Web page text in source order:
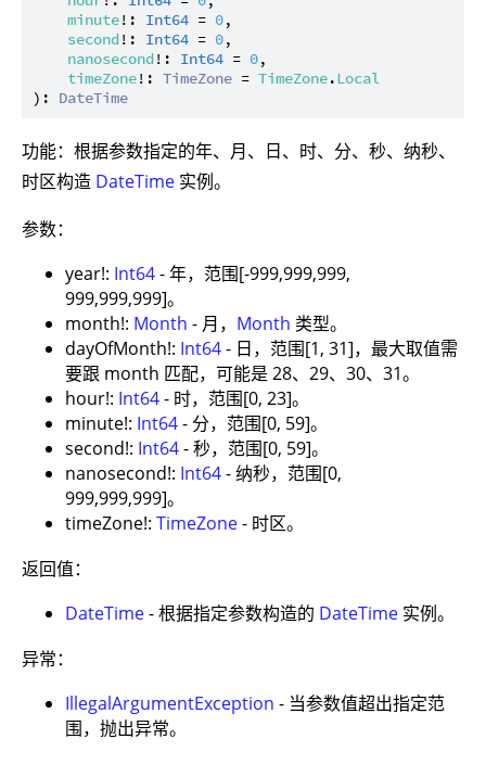
minute!: Int64 = 0,
second!: Int64 = 0,
nanosecond!: Int64 = 0,
timeZone!: TimeZone = TimeZone.Local
): DateTime
功能：根据参数指定的年、月、日、时、分、秒、纳秒、
时区构造 DateTime 实例。
参数：
year!: Int64- 年，范围[-999,999,999,
999,999,999]。
month!: Month - 月， Month 类型。
dayOfMonth!: Int64- 日，范围[1, 31]，最大取值需
要跟 month 匹配，可能是 28、29、30、31。
hour!: Int64- 时，范围[0, 23]。
minute!: Int64- 分，范围[0, 59]。
second!: Int64- 秒，范围[0, 59]。
nanosecond!: Int64- 纳秒，范围[0,
999,999,999]。
timeZone!: TimeZone- 时区。
返回值：
DateTime- 根据指定参数构造的 DateTime 实例。
异常：
IllegalArgumentException - 当参数值超出指定范
围，抛出异常。